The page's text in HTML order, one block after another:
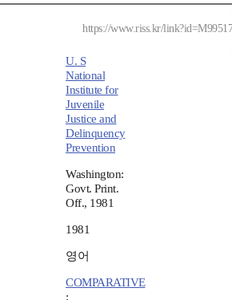
https://www.riss.kr/
U. S
National
Institute for
Juvenile
Justice and
Delinquency
Prevention
Washington:
Govt. Print.
Off., 1981
1981
영어
COMPARATIVE
;